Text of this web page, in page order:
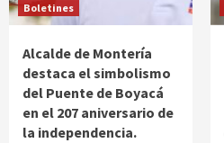
Boletines
Alcalde de Montería
destaca el simbolismo
del Puente de Boyacá
en el 207 aniversario de
la independencia.